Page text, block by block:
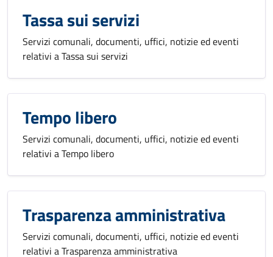
Tassa sui servizi
Servizi comunali, documenti, uffici, notizie ed eventi
relativi a Tassa sui servizi
Tempo libero
Servizi comunali, documenti, uffici, notizie ed eventi
relativi a Tempo libero
Trasparenza amministrativa
Servizi comunali, documenti, uffici, notizie ed eventi
relativi a Trasparenza amministrativa